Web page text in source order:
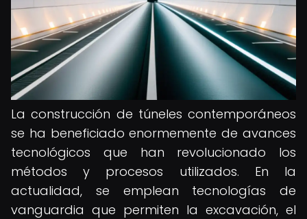
La construcción de túneles contemporáneos
se ha beneficiado enormemente de avances
tecnológicos que han revolucionado los
métodos y procesos utilizados. En la
actualidad, se emplean tecnologías de
vanguardia que permiten la excavación, el